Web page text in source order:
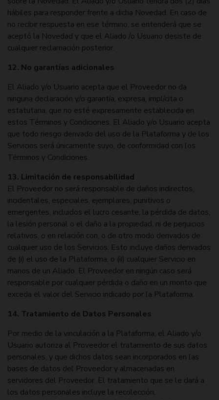
hábiles para responder frente a dicha Novedad. En caso de
no recibir respuesta en ese término, se entenderá que se
aceptó la Novedad y que el Aliado /o Usuario desiste de
cualquier reclamación posterior.
12. No garantías adicionales
El Aliado y/o Usuario acepta que el Proveedor no da
ninguna declaración y/o garantía, expresa, implícita o
estatutaria, que no esté expresamente establecida en
estos Términos y Condiciones. El Aliado y/o Usuario acepta
que todo riesgo derivado del uso de la Plataforma y de los
Servicios será únicamente suyo, de conformidad con los
Términos y Condiciones.
13. Limitación de responsabilidad
El Proveedor no será responsable de daños indirectos,
incidentales, especiales, ejemplares, punitivos o
emergentes, incluidos el lucro cesante, la pérdida de datos,
la lesión personal o el daño a la propiedad, ni de perjuicios
relativos, o en relación con, o de otro modo derivados de
cualquier uso de los Servicios. Esto incluye daños derivados
de (i) el uso de la Plataforma, o (ii) cualquier Servicio en
manos de un Aliado. El Proveedor en ningún caso será
responsable por cualquier pérdida o daño en un monto que
exceda el valor del Servicio indicado por la Plataforma.
14. Tratamiento de Datos Personales
Por medio de la vinculación a la Plataforma, el Aliado y/o
Usuario autoriza al Proveedor el tratamiento de sus datos
personales, y que dichos datos sean incorporados en las
bases de datos del Proveedor y almacenadas en
servidores del Proveedor. El tratamiento que se le dará a
los datos personales incluye la recolección,